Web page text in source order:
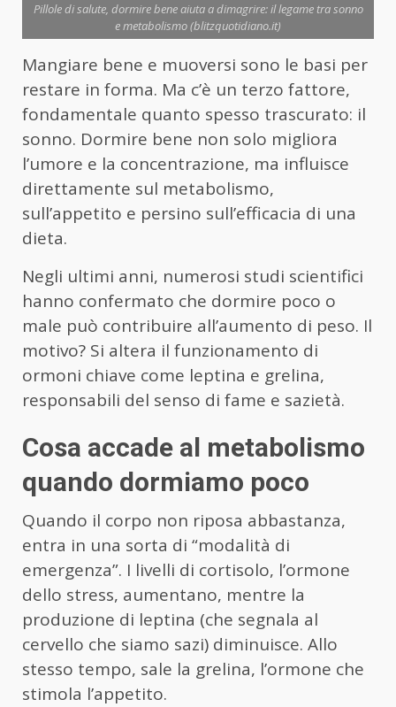
Pillole di salute, dormire bene aiuta a dimagrire: il legame tra sonno
e metabolismo (blitzquotidiano.it)
Mangiare bene e muoversi sono le basi per
restare in forma. Ma c’è un terzo fattore,
fondamentale quanto spesso trascurato: il
sonno. Dormire bene non solo migliora
l’umore e la concentrazione, ma influisce
direttamente sul metabolismo,
sull’appetito e persino sull’efficacia di una
dieta.
Negli ultimi anni, numerosi studi scientifici
hanno confermato che dormire poco o
male può contribuire all’aumento di peso. Il
motivo? Si altera il funzionamento di
ormoni chiave come leptina e grelina,
responsabili del senso di fame e sazietà.
Cosa accade al metabolismo
quando dormiamo poco
Quando il corpo non riposa abbastanza,
entra in una sorta di “modalità di
emergenza”. I livelli di cortisolo, l’ormone
dello stress, aumentano, mentre la
produzione di leptina (che segnala al
cervello che siamo sazi) diminuisce. Allo
stesso tempo, sale la grelina, l’ormone che
stimola l’appetito.